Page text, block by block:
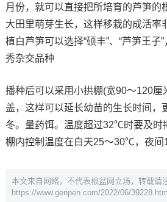
月份，就可以直接把所培育的芦笋的
大田里萌芽生长，这样移栽的成活率
植白芦笋可以选择“硕丰”、“芦笋王子
秀杂交品种
播种后可以采用小拱棚(宽90～120厘
盖，这样可以延长幼苗的生长时间，
冬。量药饵。温度超过32℃时要及时
棚内控制温度在白天25～30℃，夜
本文来自网络，不代表根盆网立场，转载请
https://www.genpen.com/2022/06/39228.html